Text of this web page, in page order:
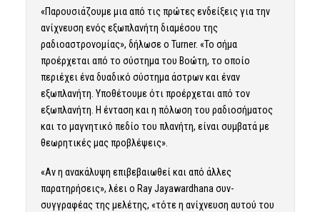
«Παρουσιάζουμε μια από τις πρώτες ενδείξεις για την
ανίχνευση ενός εξωπλανήτη διαμέσου της
ραδιοαστρονομίας», δήλωσε ο Turner. «Το σήμα
προέρχεται από το σύστημα του Βοώτη, το οποίο
περιέχει ένα δυαδικό σύστημα άστρων και έναν
εξωπλανήτη. Υποθέτουμε ότι προέρχεται από τον
εξωπλανήτη. Η ένταση και η πόλωση του ραδιοσήματος
και το μαγνητικό πεδίο του πλανήτη, είναι συμβατά με
θεωρητικές μας προβλέψεις».
«Aν η ανακάλυψη επιβεβαιωθεί και από άλλες
παρατηρήσεις», λέει ο Ray Jayawardhana συν-
συγγραφέας της μελέτης, «τότε η ανίχνευση αυτού του